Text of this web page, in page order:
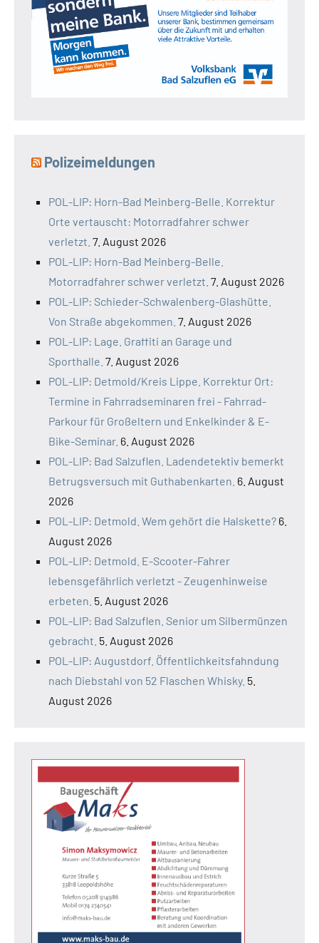
Polizeimeldungen
POL-LIP: Horn-Bad Meinberg-Belle. Korrektur
Orte vertauscht: Motorradfahrer schwer
verletzt. 7. August 2026
POL-LIP: Horn-Bad Meinberg-Belle.
Motorradfahrer schwer verletzt. 7. August 2026
POL-LIP: Schieder-Schwalenberg-Glashütte.
Von Straße abgekommen. 7. August 2026
POL-LIP: Lage. Graffiti an Garage und
Sporthalle. 7. August 2026
POL-LIP: Detmold/Kreis Lippe. Korrektur Ort:
Termine in Fahrradseminaren frei - Fahrrad-
Parkour für Großeltern und Enkelkinder & E-
Bike-Seminar. 6. August 2026
POL-LIP: Bad Salzuflen. Ladendetektiv bemerkt
Betrugsversuch mit Guthabenkarten. 6. August
2026
POL-LIP: Detmold. Wem gehört die Halskette? 6.
August 2026
POL-LIP: Detmold. E-Scooter-Fahrer
lebensgefährlich verletzt - Zeugenhinweise
erbeten. 5. August 2026
POL-LIP: Bad Salzuflen. Senior um Silbermünzen
gebracht. 5. August 2026
POL-LIP: Augustdorf. Öffentlichkeitsfahndung
nach Diebstahl von 52 Flaschen Whisky. 5.
August 2026